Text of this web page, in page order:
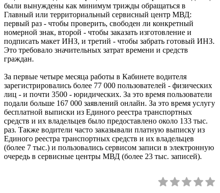
были вынуждены как минимум трижды обращаться в
Главный или территориальный сервисный центр МВД:
первый раз - чтобы проверить, свободен ли конкретный
номерной знак, второй - чтобы заказать изготовление и
подписать макет ИНЗ, и третий - чтобы забрать готовый ИНЗ.
Это требовало значительных затрат времени и средств
граждан.
За первые четыре месяца работы в Кабинете водителя
зарегистрировались более 77 000 пользователей - физических
лиц - и почти 3500 - юридических. За это время пользователи
подали больше 167 000 заявлений онлайн. За это время услугу
бесплатной выписки из Единого реестра транспортных
средств и их владельцев было предоставлено около 133 тыс.
раз. Также водители часто заказывали платную выписку из
Единого реестра транспортных средств и их владельцев
(более 7 тыс.) и пользовались сервисом записи в электронную
очередь в сервисные центры МВД (более 23 тыс. записей).